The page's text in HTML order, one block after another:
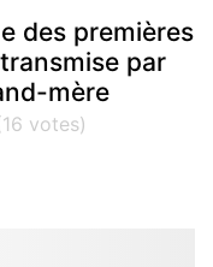
des premières
par
mère